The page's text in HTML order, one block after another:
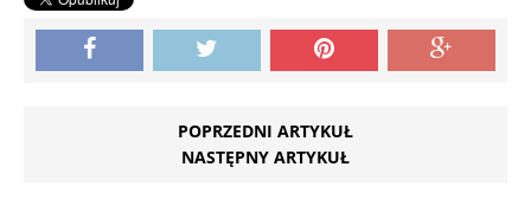
POPRZEDNI ARTYKUŁ
NASTĘPNY ARTYKUŁ